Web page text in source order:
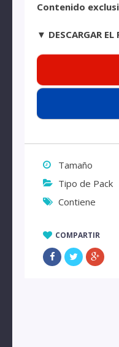
Contenido
▼ DESCARGAR
Tamaño
Tipo de Pack
Contiene
COMPARTIR